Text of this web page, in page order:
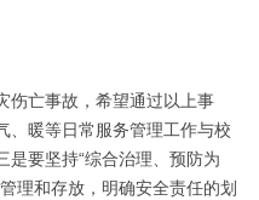
亡事故，希望通过以上事
、暖等日常服务管理工作与校
要坚持“综合治理、预防为
理和存放，明确安全责任的划